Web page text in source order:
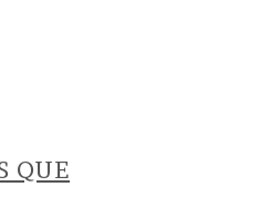
QUE